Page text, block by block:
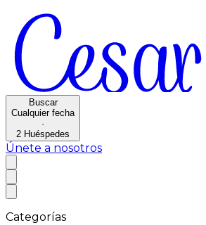
Buscar
Cualquier fecha
·
2 Huéspedes
Únete a nosotros
Categorías